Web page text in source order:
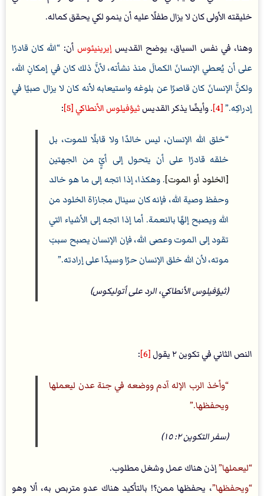
خليقته الأولى كان لا يزال طفلًا عليه أن ينمو لكي يحقق كماله.
وهنا، في نفس السياق، يوضح القديسإيرينيئوس أن: الله كان قادرًا
على أن يُعطي الإنسانَ الكمالَ منذ نشأته، لأنَّ ذلك كان في إمكانِ الله،
ولكنَّ الإنسانَ كان قاصرًا عن بلوغه واستيعابه لأنه كان لا يزال صبيًا في
إدراكِه. [4] . وأيضًا يذكر القديس ثيؤفيلوس الأنطاكي[5]
:
خلق الله الإنسان، ليس خالدًا ولا قابلًا للموت، بل
خلقه قادرًا على أن يتحول إلى أيٍّ من الجهتين
[الخلود أو الموت]. وهكذا، إذا اتجه إلى ما هو خالد
وحفظ وصية الله، فإنه كان سينال مجازاة الخلود من
الله ويصبح إلهًا بالنعمة. أما إذا اتجه إلى الأشياء التي
تقود إلى الموت وعصى الله، فإن الإنسان يصبح سببَ
موته، لأن الله خلق الإنسان حرًا وسيدًا على إرادته.
(ثيؤفيلوس الأنطاكي، الرد على أتوليكوس)
النص الثاني في تكوين ٢ يقول [6]
:
وأخذ الرب الإله آدم ووضعه في جنة عدن ليعملها
ويحفظها.
(سفر التكوين ٢: ١٥)
ليعملها إذن هناك عمل وشغل مطلوب.
ويحفظها ، يحفظها ممن؟! بالتأكيد هناك عدو متربص به، ألا وهو